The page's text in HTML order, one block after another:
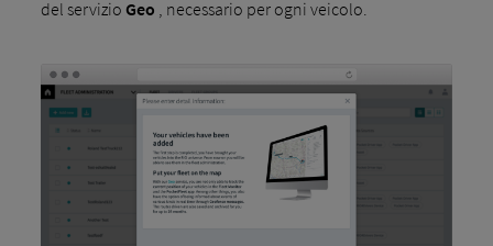
del servizio Geo , necessario per ogni veicolo.